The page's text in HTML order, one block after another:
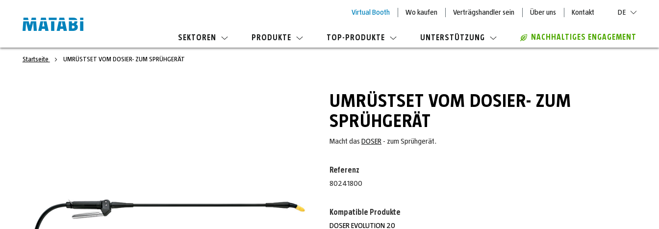
Virtual Booth Wo kaufen Verträgshandler sein Über uns Kontakt DE
SEKTOREN PRODUKTE TOP-PRODUKTE UNTERSTÜTZUNG NACHHALTIGES ENGAGEMENT
Startseite UMRÜSTSET VOM DOSIER- ZUM SPRÜHGERÄT
UMRÜSTSET VOM DOSIER- ZUM
SPRÜHGERÄT
Macht das DOSER - zum Sprühgerät.
Referenz
80241800
Kompatible Produkte
DOSER EVOLUTION 20